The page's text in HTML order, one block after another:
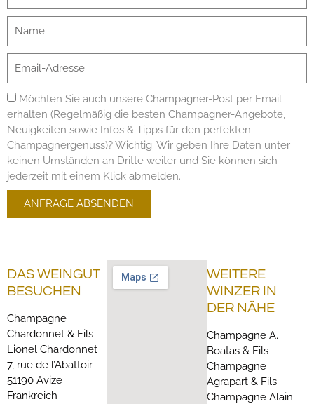
Möchten Sie auch unsere Champagner-Post per Email
erhalten (Regelmäßig die besten Champagner-Angebote,
Neuigkeiten sowie Infos & Tipps für den perfekten
Champagnergenuss)? Wichtig: Wir geben Ihre Daten unter
keinen Umständen an Dritte weiter und Sie können sich
jederzeit mit einem Klick abmelden.
ANFRAGE ABSENDEN
DAS WEINGUT
BESUCHEN
Champagne
Chardonnet & Fils
Lionel Chardonnet
7, rue de l’Abattoir
51190 Avize
Frankreich
WEITERE
WINZER IN
DER NÄHE
Champagne A.
Boatas & Fils
Champagne
Agrapart & Fils
Champagne Alain